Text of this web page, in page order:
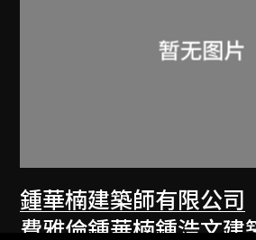
鍾華楠建築師有限公司
費雅倫鍾華楠鍾浩文建